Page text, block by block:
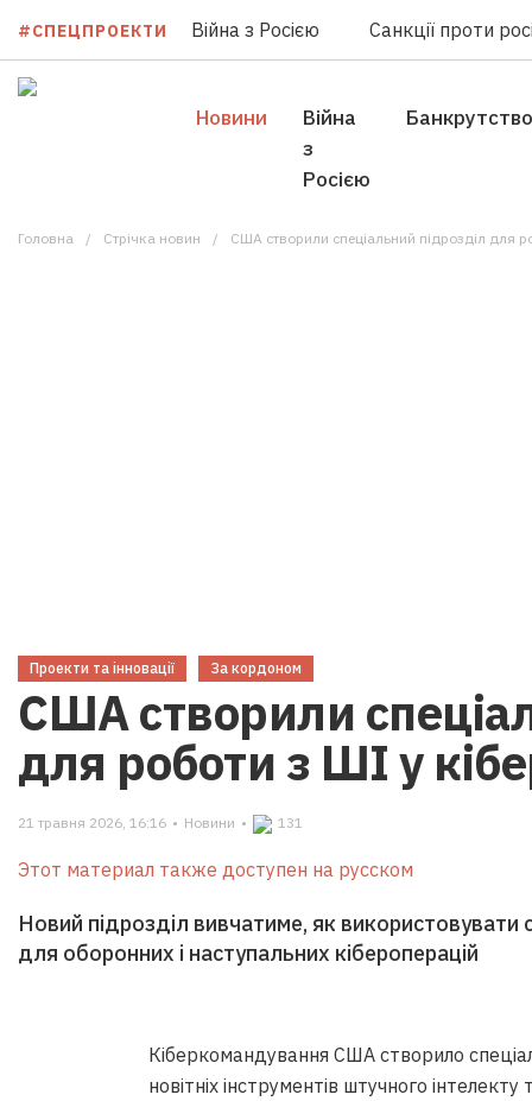
#СПЕЦПРОЕКТИ Війна з Росією Санкції проти
Новини
Війна
з
Росією
Банкрутство
Головна Стрічка новин США створили спеціальний підрозділ для
Проекти та інновації За кордоном
США створили
для роботи з ШІ у
21 травня 2026, 16:16 • Новини • 131
Этот материал также доступен на русском
Новий підрозділ вивчатиме, як використовувати
для оборонних і наступальних кібероперацій
Кіберкомандування США створило
новітніх інструментів штучного